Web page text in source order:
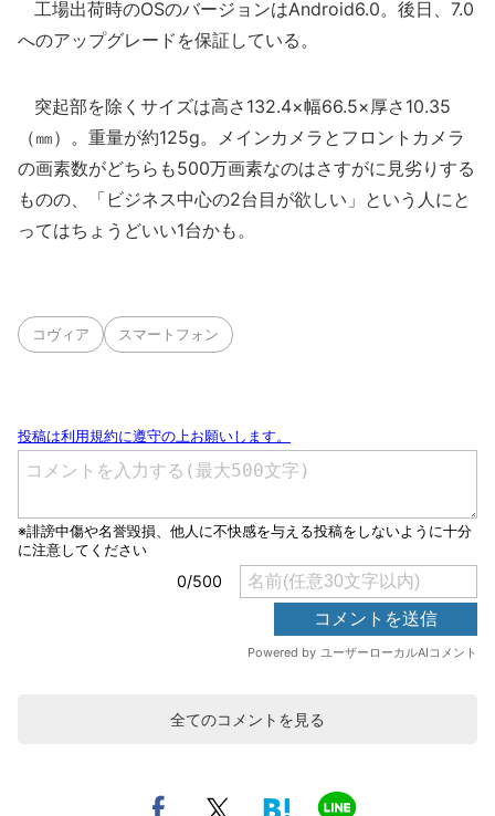
工場出荷時のOSのバージョンはAndroid6.0。後日、7.0
へのアップグレードを保証している。
突起部を除くサイズは高さ132.4×幅66.5×厚さ10.35
（㎜）。重量が約125g。メインカメラとフロントカメラ
の画素数がどちらも500万画素なのはさすがに見劣りする
ものの、「ビジネス中心の2台目が欲しい」という人にと
ってはちょうどいい1台かも。
コヴィア スマートフォン
全てのコメントを見る